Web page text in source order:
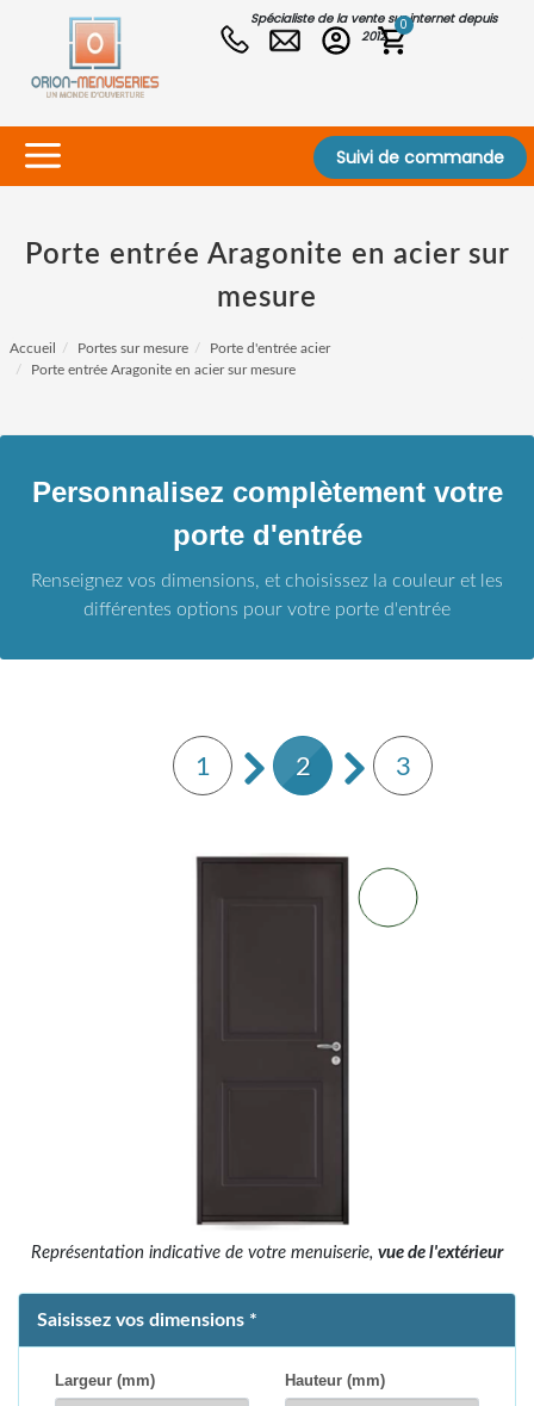
Spécialiste de la vente sur internet depuis
2012
0
Suivi de commande
Porte entrée Aragonite en acier sur
mesure
Accueil Portes sur mesure
Porte d'entrée acier
Porte entrée Aragonite en acier sur mesure
Personnalisez complètement votre
porte d'entrée
Renseignez vos dimensions, et choisissez la couleur et les
différentes options pour votre porte d'entrée
1 2 3
Représentation indicative de votre menuiserie, vue de l'extérieur
Saisissez vos dimensions *
Largeur (mm) Hauteur (mm)